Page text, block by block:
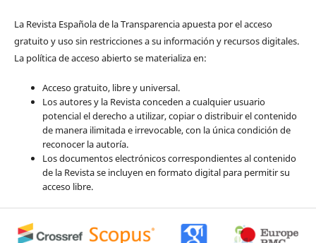
La Revista Española de la Transparencia apuesta por el acceso
gratuito y uso sin restricciones a su información y recursos digitales.
La política de acceso abierto se materializa en:
Acceso gratuito, libre y universal.
Los autores y la Revista conceden a cualquier usuario
potencial el derecho a utilizar, copiar o distribuir el contenido
de manera ilimitada e irrevocable, con la única condición de
reconocer la autoría.
Los documentos electrónicos correspondientes al contenido
de la Revista se incluyen en formato digital para permitir su
acceso libre.